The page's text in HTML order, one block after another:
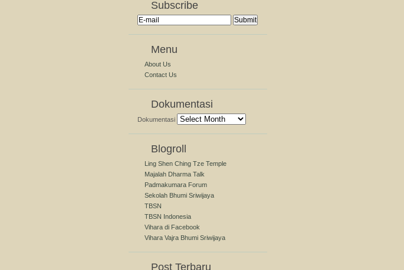
Subscribe
Menu
About Us
Contact Us
Dokumentasi
Dokumentasi
Blogroll
Ling Shen Ching Tze Temple
Majalah Dharma Talk
Padmakumara Forum
Sekolah Bhumi Sriwijaya
TBSN
TBSN Indonesia
Vihara di Facebook
Vihara Vajra Bhumi Sriwijaya
Post Terbaru